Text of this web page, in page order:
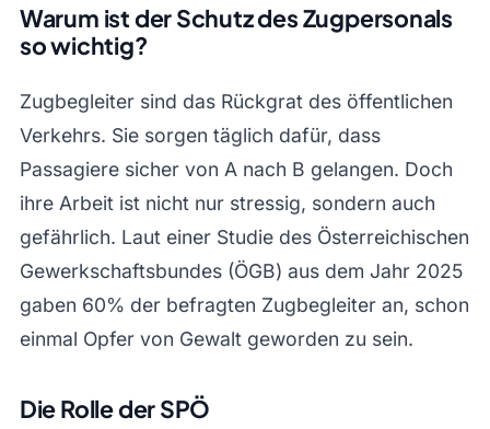
Warum ist der Schutz des Zugpersonals
so wichtig?
Zugbegleiter sind das Rückgrat des öffentlichen
Verkehrs. Sie sorgen täglich dafür, dass
Passagiere sicher von A nach B gelangen. Doch
ihre Arbeit ist nicht nur stressig, sondern auch
gefährlich. Laut einer Studie des Österreichischen
Gewerkschaftsbundes (ÖGB) aus dem Jahr 2025
gaben 60% der befragten Zugbegleiter an, schon
einmal Opfer von Gewalt geworden zu sein.
Die Rolle der SPÖ